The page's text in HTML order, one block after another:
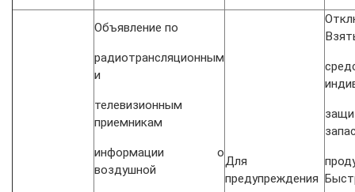
Объявление по
радиотрансляционным
и
телевизионным
приемникам
информации о
воздушной
Для
предупреждения